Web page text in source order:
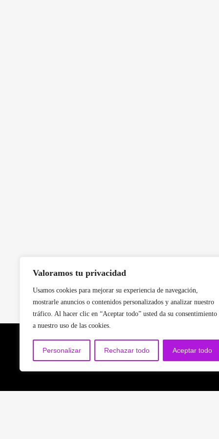
Valoramos tu privacidad
Usamos cookies para mejorar su experiencia de navegación,
mostrarle anuncios o contenidos personalizados y analizar nuestro
tráfico. Al hacer clic en “Aceptar todo” usted da su consentimiento
a nuestro uso de las cookies.
Personalizar Rechazar todo Aceptar todo
Política de privacidad